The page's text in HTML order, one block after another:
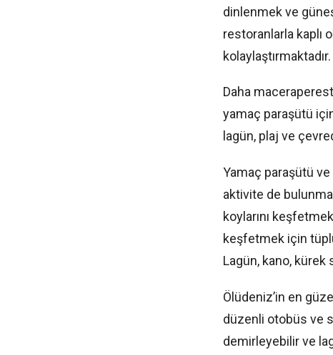
dinlenmek ve
restoranlarla kaplı
kolaylaştırmaktadır.
Daha
yamaç paraşütü
lagün, plaj ve
Yamaç paraşütü ve
aktivite de
koylarını
keşfetmek için
Lagün, kano,
Ölüdeniz’in en
düzenli otobüs ve
demirleyebilir ve